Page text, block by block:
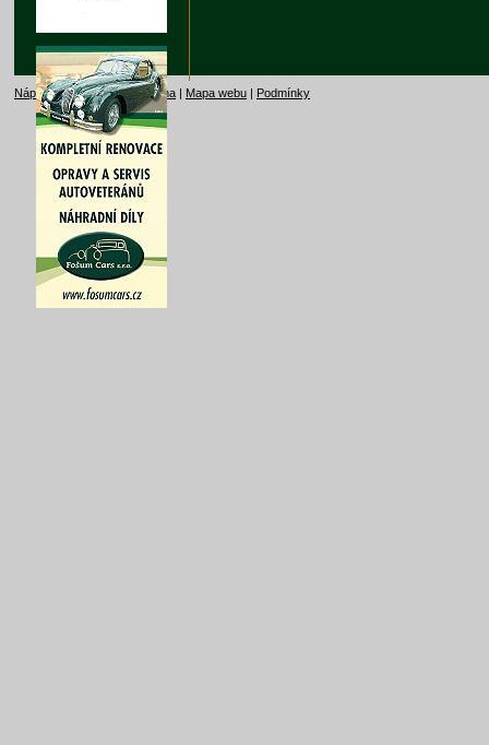
Nápověda|Kontakt|Reklama | Mapa webu | Podmínky